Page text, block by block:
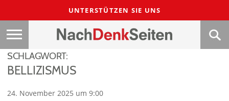
UNTERSTÜTZEN SIE UNS
SCHLAGWORT:
BELLIZISMUS
24. November 2025 um 9:00